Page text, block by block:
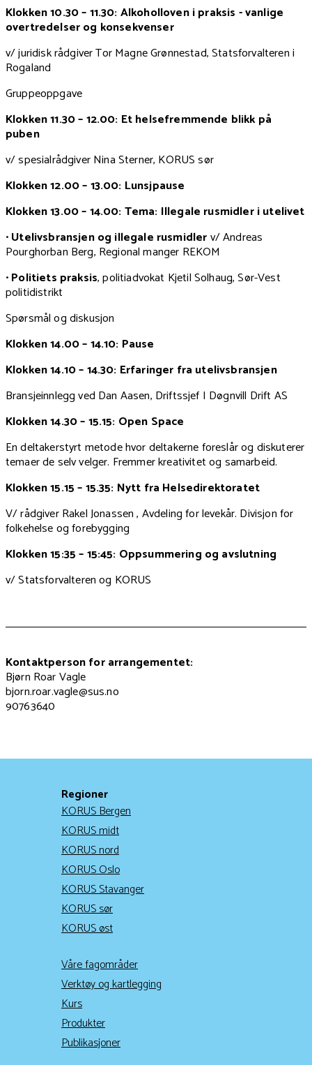
Klokken 10.30 – 11.30: Alkoholloven i praksis - vanlige
overtredelser og konsekvenser
v/ juridisk rådgiver Tor Magne Grønnestad, Statsforvalteren i
Rogaland
Gruppeoppgave
Klokken 11.30 – 12.00: Et helsefremmende blikk på
puben
v/ spesialrådgiver Nina Sterner, KORUS sør
Klokken 12.00 – 13.00: Lunsjpause
Klokken 13.00 – 14.00: Tema: Illegale rusmidler i utelivet
•Utelivsbransjen og illegale rusmidlerv/ Andreas
Pourghorban Berg, Regional manger REKOM
•Politiets praksis, politiadvokat Kjetil Solhaug, Sør-Vest
politidistrikt
Spørsmål og diskusjon
Klokken 14.00 – 14.10: Pause
Klokken 14.10 – 14.30: Erfaringer fra utelivsbransjen
Bransjeinnlegg ved Dan Aasen, Driftssjef I Døgnvill Drift AS
Klokken 14.30 – 15.15: Open Space
En deltakerstyrt metode hvor deltakerne foreslår og diskuterer
temaer de selv velger. Fremmer kreativitet og samarbeid.
Klokken 15.15 – 15.35: Nytt fra Helsedirektoratet
V/ rådgiver Rakel Jonassen , Avdeling for levekår. Divisjon for
folkehelse og forebygging
Klokken 15:35 – 15:45: Oppsummering og avslutning
v/ Statsforvalteren og KORUS
Kontaktperson for arrangementet:
Bjørn Roar Vagle
bjorn.roar.vagle@sus.no
90763640
Regioner
KORUS Bergen
KORUS midt
KORUS nord
KORUS Oslo
KORUS Stavanger
KORUS sør
KORUS øst
Våre fagområder
Verktøy og kartlegging
Kurs
Produkter
Publikasjoner